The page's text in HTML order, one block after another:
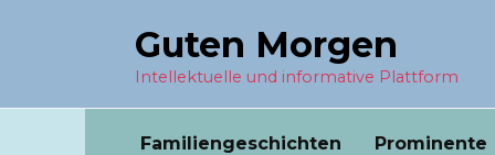
Guten Morgen
Intellektuelle und informative Plattform
Familiengeschichten Prominente